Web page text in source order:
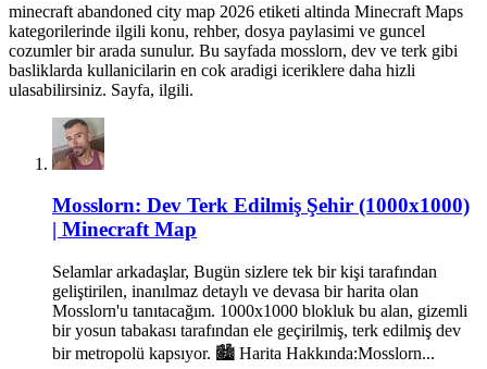
minecraft abandoned city map 2026 etiketi altinda Minecraft Maps
kategorilerinde ilgili konu, rehber, dosya paylasimi ve guncel
cozumler bir arada sunulur. Bu sayfada mosslorn, dev ve terk gibi
basliklarda kullanicilarin en cok aradigi iceriklere daha hizli
ulasabilirsiniz. Sayfa, ilgili.
Mosslorn: Dev Terk Edilmiş Şehir (1000x1000)
| Minecraft Map
Selamlar arkadaşlar, Bugün sizlere tek bir kişi tarafından
geliştirilen, inanılmaz detaylı ve devasa bir harita olan
Mosslorn'u tanıtacağım. 1000x1000 blokluk bu alan, gizemli
bir yosun tabakası tarafından ele geçirilmiş, terk edilmiş dev
bir metropolü kapsıyor. 🏙️ Harita Hakkında:Mosslorn...